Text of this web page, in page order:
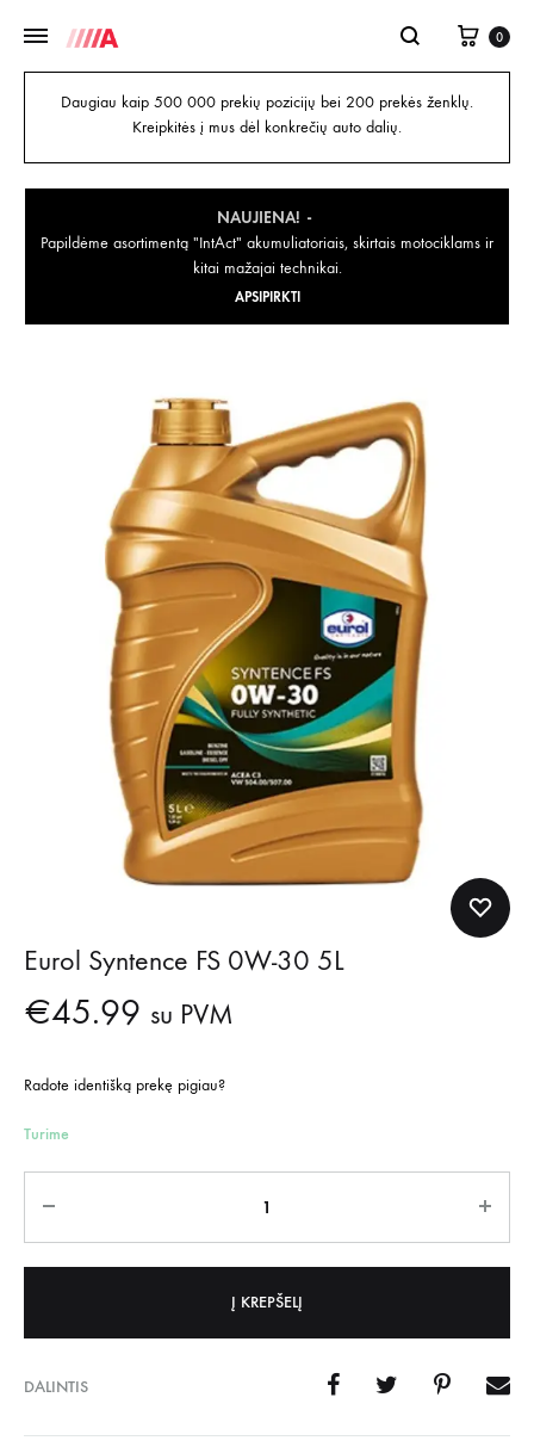
0
Daugiau kaip 500 000 prekių pozicijų bei 200 prekės ženklų.
Kreipkitės į mus dėl konkrečių auto dalių.
NAUJIENA!
Papildėme asortimentą "IntAct" akumuliatoriais, skirtais motociklams ir
kitai mažajai technikai.
APSIPIRKTI
Eurol Syntence FS 0W-30 5L
€45.99 su PVM
Radote identišką prekę pigiau?
Turime
Į KREPŠELĮ
DALINTIS